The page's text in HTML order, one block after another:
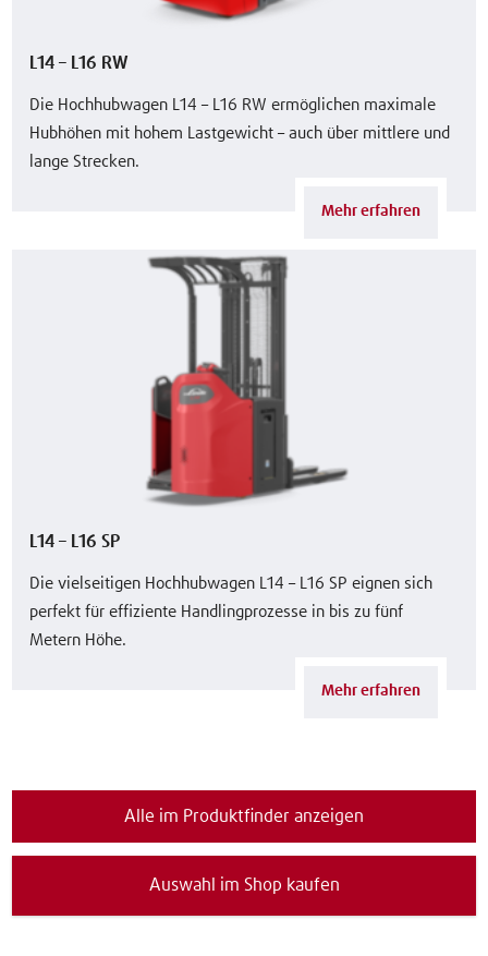
L14 – L16 RW
Die Hochhubwagen L14 – L16 RW ermöglichen maximale
Hubhöhen mit hohem Lastgewicht – auch über mittlere und
lange Strecken.
Mehr erfahren
L14 – L16 SP
Die vielseitigen Hochhubwagen L14 – L16 SP eignen sich
perfekt für effiziente Handlingprozesse in bis zu fünf
Metern Höhe.
Mehr erfahren
Alle im Produktfinder anzeigen
Auswahl im Shop kaufen